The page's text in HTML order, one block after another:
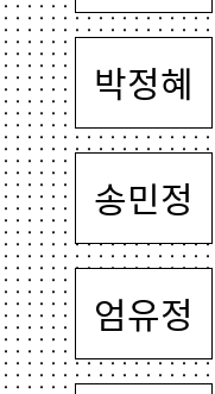
박정혜
송민정
엄유정